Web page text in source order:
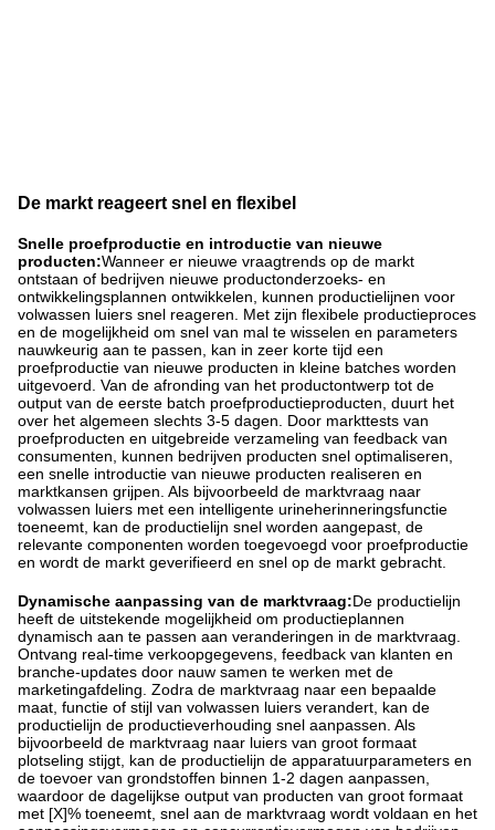
De markt reageert snel en flexibel
Snelle proefproductie en introductie van nieuwe
producten:Wanneer er nieuwe vraagtrends op de markt
ontstaan of bedrijven nieuwe productonderzoeks- en
ontwikkelingsplannen ontwikkelen, kunnen productielijnen voor
volwassen luiers snel reageren. Met zijn flexibele productieproces
en de mogelijkheid om snel van mal te wisselen en parameters
nauwkeurig aan te passen, kan in zeer korte tijd een
proefproductie van nieuwe producten in kleine batches worden
uitgevoerd. Van de afronding van het productontwerp tot de
output van de eerste batch proefproductieproducten, duurt het
over het algemeen slechts 3-5 dagen. Door markttests van
proefproducten en uitgebreide verzameling van feedback van
consumenten, kunnen bedrijven producten snel optimaliseren,
een snelle introductie van nieuwe producten realiseren en
marktkansen grijpen. Als bijvoorbeeld de marktvraag naar
volwassen luiers met een intelligente urineherinneringsfunctie
toeneemt, kan de productielijn snel worden aangepast, de
relevante componenten worden toegevoegd voor proefproductie
en wordt de markt geverifieerd en snel op de markt gebracht. ​
Dynamische aanpassing van de marktvraag:De productielijn
heeft de uitstekende mogelijkheid om productieplannen
dynamisch aan te passen aan veranderingen in de marktvraag.
Ontvang real-time verkoopgegevens, feedback van klanten en
branche-updates door nauw samen te werken met de
marketingafdeling. Zodra de marktvraag naar een bepaalde
maat, functie of stijl van volwassen luiers verandert, kan de
productielijn de productieverhouding snel aanpassen. Als
bijvoorbeeld de marktvraag naar luiers van groot formaat
plotseling stijgt, kan de productielijn de apparatuurparameters en
de toevoer van grondstoffen binnen 1-2 dagen aanpassen,
waardoor de dagelijkse output van producten van groot formaat
met [X]% toeneemt, snel aan de marktvraag wordt voldaan en het